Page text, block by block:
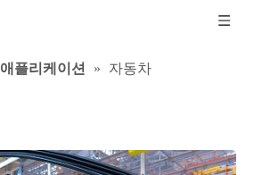
애플리케이션 » 자동차